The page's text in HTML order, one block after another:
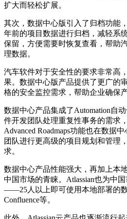
扩大而轻松扩展。
其次，数据中心版引入了归档功能
年前的项目数据进行归档，减轻系
保留，方便需要时恢复查看，帮助
理数据。
汽车软件对于安全性的要求非常高
果。数据中心版产品提供了更广的
格的安全监控需求，帮助企业确保
数据中心产品集成了Automation自
件开发团队处理重复性事务的需求
Advanced Roadmaps功能也在数据
团队进行更高级的项目规划和管理
求。
数据中心产品性能强大，再加上本
中国市场的青睐。Atlassian也为中
——25人以上即可使用本地部署的
Confluence等。